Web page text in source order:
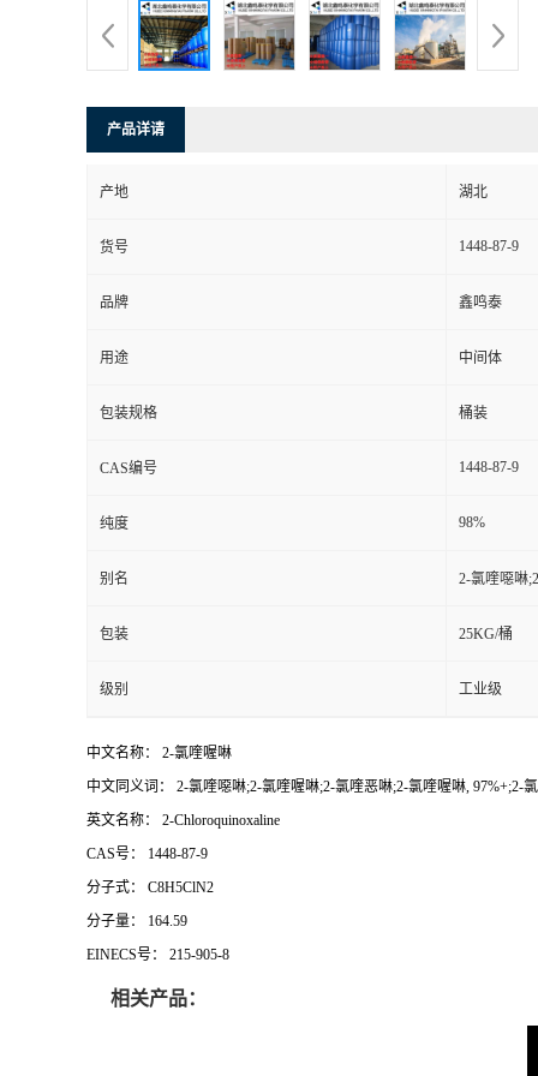
产品详请
产地 湖北
货号 1448-87-9
品牌 鑫鸣泰
用途 中间体
包装规格 桶装
CAS编号 1448-87-9
纯度 98%
别名 2-氯喹噁啉
包装 25KG/桶
级别 工业级
中文名称： 2-氯喹喔啉
中文同义词： 2-氯喹噁啉;2-氯喹喔啉;2-氯喹恶啉;2-氯喹喔啉, 97%+;2-
英文名称： 2-Chloroquinoxaline
CAS号： 1448-87-9
分子式： C8H5ClN2
分子量： 164.59
EINECS号： 215-905-8
相关产品：